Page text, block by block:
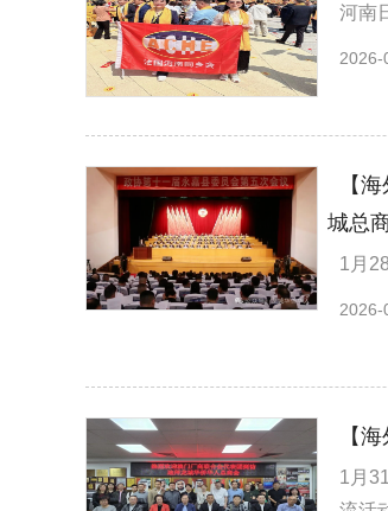
河南
2026-
【
城总
1月
2026-
【
1月